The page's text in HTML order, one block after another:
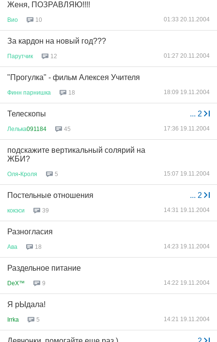
Женя, ПОЗРАВЛЯЮ!!!!
Вио 10 01:33 20.11.2004
За кардон на новый год???
Парутчик 12 01:27 20.11.2004
"Прогулка" - фильм Алексея Учителя
Финн парнишка 18 18:09 19.11.2004
... 2
Телескопы
Лелька091184 45 17:36 19.11.2004
подскажите вертикальный солярий на
ЖБИ?
Оля-Кроля 5 15:07 19.11.2004
... 2
Постельные отношения
кокэси 39 14:31 19.11.2004
Разногласия
Ава 18 14:23 19.11.2004
Раздельное питание
DeX™ 9 14:22 19.11.2004
Я рЫдала!
Irrka 5 14:21 19.11.2004